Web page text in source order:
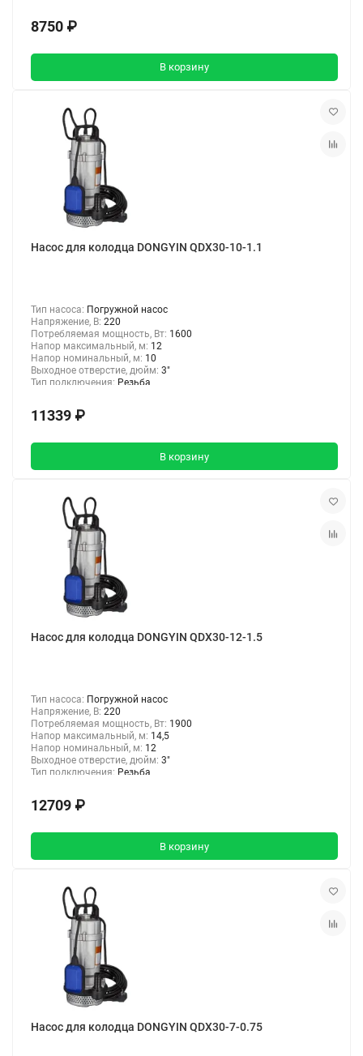
8750 ₽
В корзину
Насос для колодца DONGYIN QDX30-10-1.1
Тип насоса: Погружной насос
Напряжение, В: 220
Потребляемая мощность, Вт: 1600
Напор максимальный, м: 12
Напор номинальный, м: 10
Выходное отверстие, дюйм: 3"
Тип подключения: Резьба
11339 ₽
В корзину
Насос для колодца DONGYIN QDX30-12-1.5
Тип насоса: Погружной насос
Напряжение, В: 220
Потребляемая мощность, Вт: 1900
Напор максимальный, м: 14,5
Напор номинальный, м: 12
Выходное отверстие, дюйм: 3"
Тип подключения: Резьба
12709 ₽
В корзину
Насос для колодца DONGYIN QDX30-7-0.75